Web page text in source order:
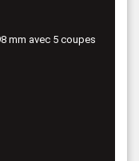
mm avec 5 coupes